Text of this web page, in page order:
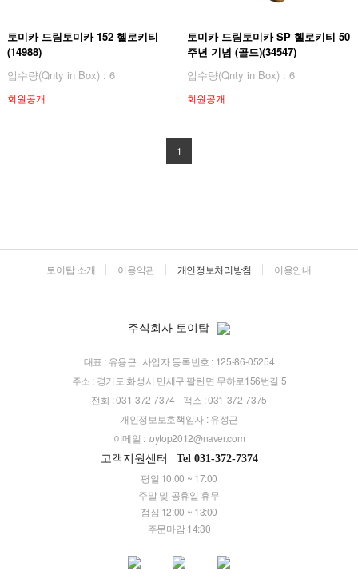
토미카 드림토미카 152 헬로키티
(14988)
입수량(Qnty in Box) : 6
회원공개
토미카 드림토미카 SP 헬로키티 50
주년 기념 (골드)(34547)
입수량(Qnty in Box) : 6
회원공개
1
토이탑 소개 이용약관 개인정보처리방침 이용안내
주식회사 토이탑
대표 : 유용근 사업자 등록번호 : 125-86-05254
주소 : 경기도 화성시 만세구 팔탄면 무하로156번길 5
전화 : 031-372-7374
팩스 : 031-372-7375
개인정보보호책임자 : 유성근
이메일 :toytop2012@naver.com
고객지원센터 Tel 031-372-7374
평일 10:00 ~ 17:00
주말 및 공휴일 휴무
점심 12:00 ~ 13:00
주문마감 14:30